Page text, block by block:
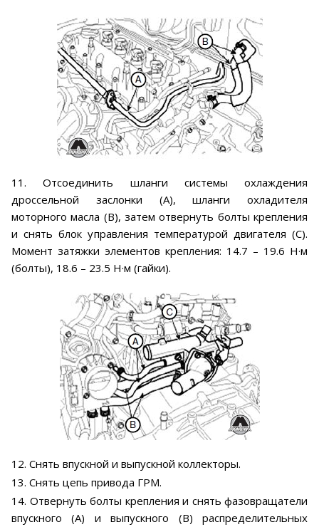
11. Отсоединить шланги системы охлаждения
дроссельной заслонки (А), шланги охладителя
моторного масла (В), затем отвернуть болты крепления
и снять блок управления температурой двигателя (С).
Момент затяжки элементов крепления: 14.7 – 19.6 Н·м
(болты), 18.6 – 23.5 Н·м (гайки).
12. Снять впускной и выпускной коллекторы.
13. Снять цепь привода ГРМ.
14. Отвернуть болты крепления и снять фазовращатели
впускного (А) и выпускного (В) распределительных